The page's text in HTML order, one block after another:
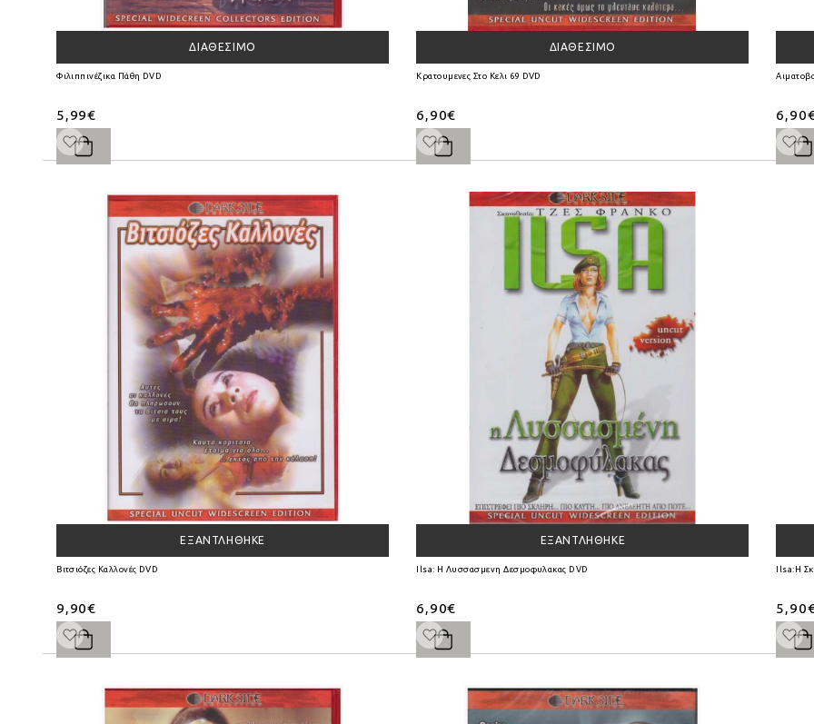
ΔΙΑΘΈΣΙΜΟ
Φιλιππινέζικα Πάθη DVD
5,99€
ΔΙΑΘΈΣΙΜΟ
Κρατουμενες Στο Κελι 69 DVD
6,90€
ΕΞΑΝΤΛΉΘΗΚΕ
Βιτσιόζες Καλλονές DVD
9,90€
ΕΞΑΝΤΛΉΘΗΚΕ
Ilsa: Η Λυσσασμενη Δεσμοφυλακας DVD
6,90€
Ilsa:Η